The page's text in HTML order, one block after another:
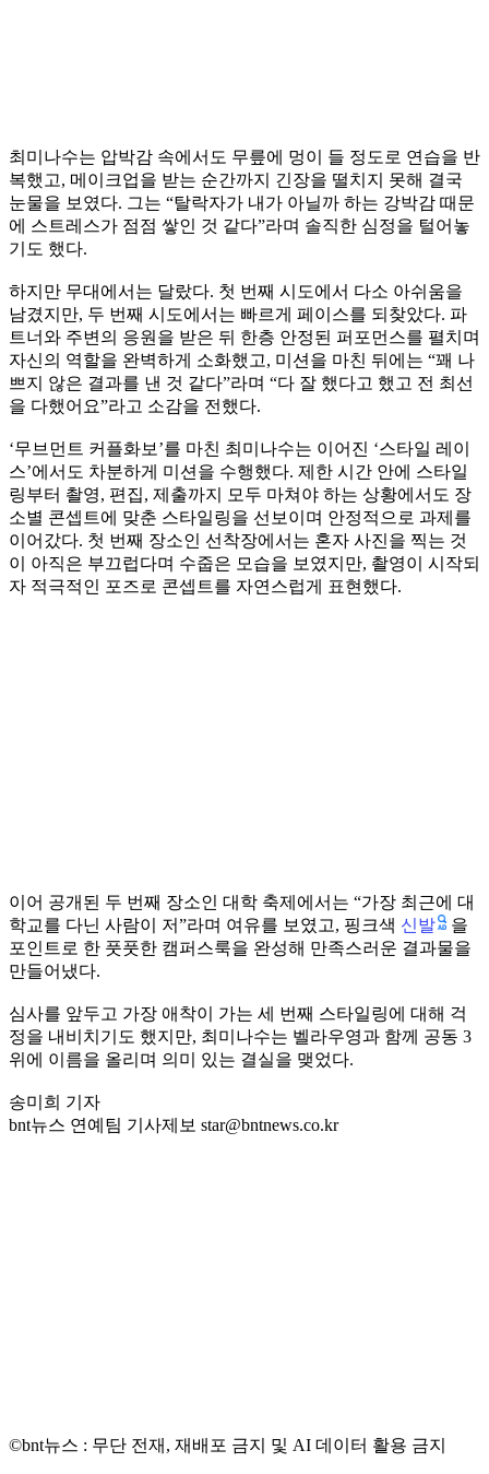
최미나수는 압박감 속에서도 무릎에 멍이 들 정도로 연습을 반
복했고, 메이크업을 받는 순간까지 긴장을 떨치지 못해 결국
눈물을 보였다. 그는 “탈락자가 내가 아닐까 하는 강박감 때문
에 스트레스가 점점 쌓인 것 같다”라며 솔직한 심정을 털어놓
기도 했다.
하지만 무대에서는 달랐다. 첫 번째 시도에서 다소 아쉬움을
남겼지만, 두 번째 시도에서는 빠르게 페이스를 되찾았다. 파
트너와 주변의 응원을 받은 뒤 한층 안정된 퍼포먼스를 펼치며
자신의 역할을 완벽하게 소화했고, 미션을 마친 뒤에는 “꽤 나
쁘지 않은 결과를 낸 것 같다”라며 “다 잘 했다고 했고 전 최선
을 다했어요”라고 소감을 전했다.
‘무브먼트 커플화보’를 마친 최미나수는 이어진 ‘스타일 레이
스’에서도 차분하게 미션을 수행했다. 제한 시간 안에 스타일
링부터 촬영, 편집, 제출까지 모두 마쳐야 하는 상황에서도 장
소별 콘셉트에 맞춘 스타일링을 선보이며 안정적으로 과제를
이어갔다. 첫 번째 장소인 선착장에서는 혼자 사진을 찍는 것
이 아직은 부끄럽다며 수줍은 모습을 보였지만, 촬영이 시작되
자 적극적인 포즈로 콘셉트를 자연스럽게 표현했다.
이어 공개된 두 번째 장소인 대학 축제에서는 “가장 최근에 대
학교를 다닌 사람이 저”라며 여유를 보였고, 핑크색 신발
을
포인트로 한 풋풋한 캠퍼스룩을 완성해 만족스러운 결과물을
만들어냈다.
심사를 앞두고 가장 애착이 가는 세 번째 스타일링에 대해 걱
정을 내비치기도 했지만, 최미나수는 벨라우영과 함께 공동 3
위에 이름을 올리며 의미 있는 결실을 맺었다.
송미희 기자
bnt뉴스 연예팀 기사제보 star@bntnews.co.kr
©bnt뉴스 : 무단 전재, 재배포 금지 및 AI 데이터 활용 금지